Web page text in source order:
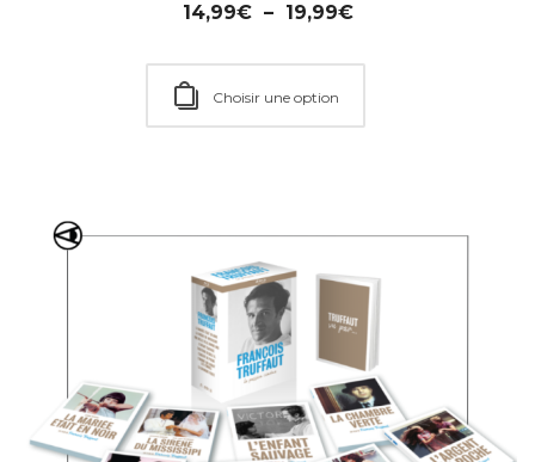
14,99€ – 19,99€
Choisir une option